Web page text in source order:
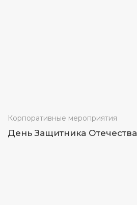
Корпоративные мероприятия
День Защитника Отечества